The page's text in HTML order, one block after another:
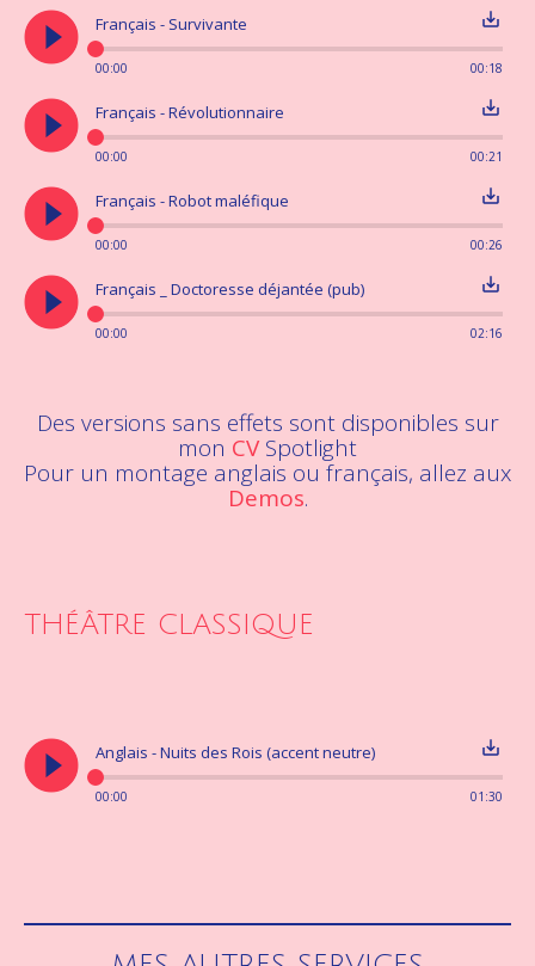
play_circle_filled Français - Survivante save_alt
00:00 00:18
play_circle_filled Français - Révolutionnaire save_alt
00:00 00:21
play_circle_filled Français - Robot maléfique save_alt
00:00 00:26
play_circle_filled Français _ Doctoresse déjantée (pub) save_alt
00:00 02:16
Des versions sans effets sont disponibles sur
mon CV Spotlight
Pour un montage anglais ou français, allez aux
Demos.
THÉÂTRE CLASSIQUE
play_circle_filled Anglais - Nuits des Rois (accent neutre) save_alt
00:00 01:30